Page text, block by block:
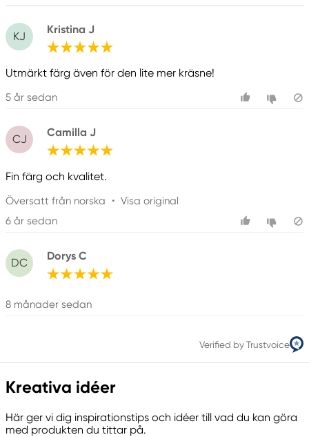
61930 Trosa, Sweden
KJ
Kristina J
Utmärkt färg även för den lite mer kräsne!
5 år sedan
CJ
Camilla J
Fin färg och kvalitet.
Översatt från norska • Visa original
6 år sedan
DC
Dorys C
8 månader sedan
Verified by Trustvoice
Kreativa idéer
Här ger vi dig inspirationstips och idéer till vad du kan göra
med produkten du tittar på.